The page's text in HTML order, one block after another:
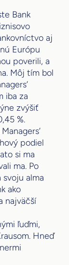
Bank
aj
Európu
poverili, a
Môj tím bol
iba za
zvýšiť
%.
podiel
si ma
ma. Po
alma
ako
najväčší
ľuďmi,
Hneď